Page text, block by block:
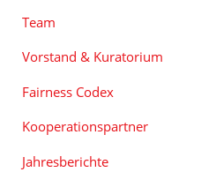
Team
Vorstand & Kuratorium
Fairness Codex
Kooperationspartner
Jahresberichte